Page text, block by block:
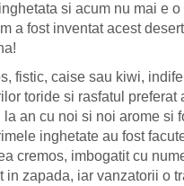
si acum nu mai e
a fost inventat acest
fistic, caise sau kiwi,
toride si rasfatul preferat
an cu noi si noi arome si
inghetate au fost
cremos, imbogatit cu
zapada, iar vanzatorii o